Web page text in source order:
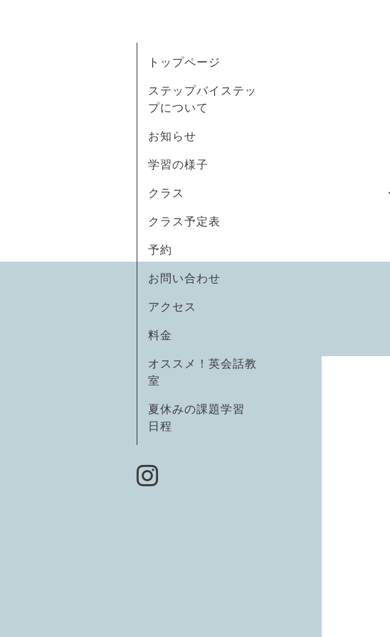
トップページ
ステップバイステッ
プについて
お知らせ
学習の様子
クラス
クラス予定表
予約
お問い合わせ
アクセス
料金
オススメ！英会話教
室
夏休みの課題学習
日程